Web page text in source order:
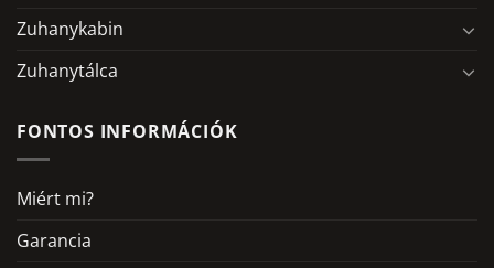
Zuhanykabin
Zuhanytálca
FONTOS INFORMÁCIÓK
Miért mi?
Garancia